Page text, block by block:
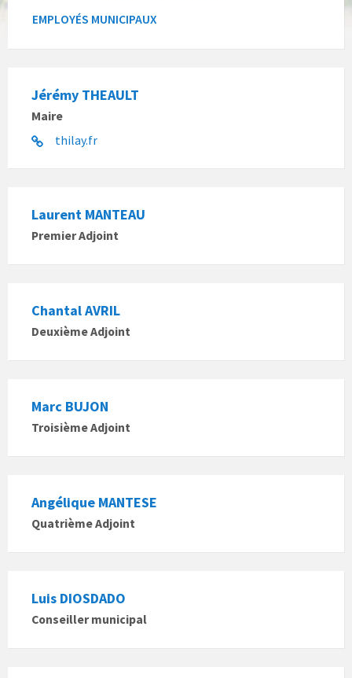
EMPLOYÉS MUNICIPAUX
Jérémy THEAULT
Maire
thilay.fr
Laurent MANTEAU
Premier Adjoint
Chantal AVRIL
Deuxième Adjoint
Marc BUJON
Troisième Adjoint
Angélique MANTESE
Quatrième Adjoint
Luis DIOSDADO
Conseiller municipal